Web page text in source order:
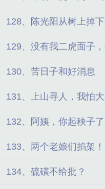
128、陈光阳从树上掉下
129、没有我二虎面子
130、苦日子和好消息
131、上山寻人，我怕大
132、阿姨，你起秧子了
133、两个老娘们掐架！
134、硫磺不给批？